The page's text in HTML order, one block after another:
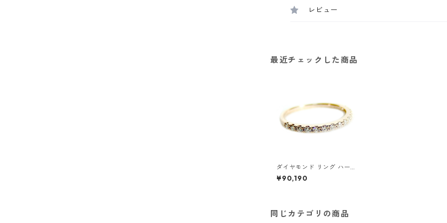
レビュー
最近チェックした商品
ダイヤモンド リング ハーフ
エタニティ 0.2ct 9.5号 K18
ピンクゴールド 0.2カラッ
¥90,190
同じカテゴリの商品